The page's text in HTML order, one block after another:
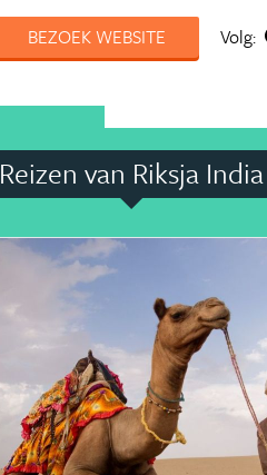
BEZOEK WEBSITE
Volg:
Reizen van Riksja India